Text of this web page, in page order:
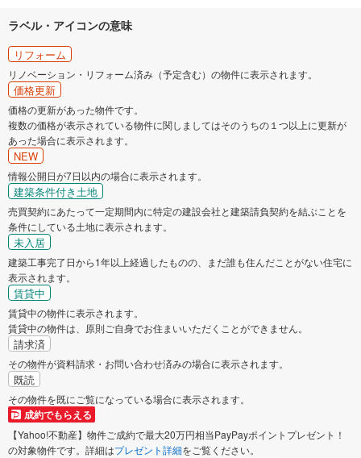
ラベル・アイコンの意味
リフォーム
リノベーション・リフォーム済み（予定含む）の物件に表示されます。
価格更新
価格の更新があった物件です。
複数の価格が表示されている物件に関しましてはそのうちの１つ以上に更新が
あった場合に表示されます。
NEW
情報公開日が7日以内の場合に表示されます。
建築条件付き土地
売買契約にあたって一定期間内に特定の建設会社と建築請負契約を結ぶことを
条件にしている土地に表示されます。
未入居
建築工事完了日から1年以上経過したものの、まだ誰も住んだことがない住宅に
表示されます。
賃貸中
賃貸中の物件に表示されます。
賃貸中の物件は、原則ご自身でお住まいいただくことができません。
請求済
その物件が資料請求・お問い合わせ済みの場合に表示されます。
既読
その物件を既にご覧になっている場合に表示されます。
成約でもらえる
【Yahoo!不動産】物件ご成約で最大20万円相当PayPayポイントプレゼント！
の対象物件です。詳細はプレゼント詳細をご覧ください。